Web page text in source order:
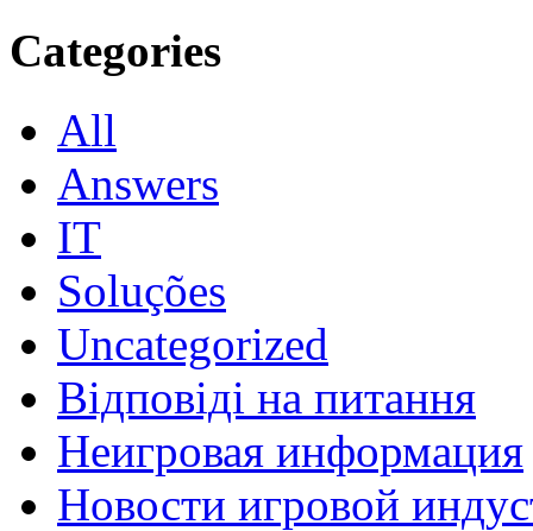
Categories
All
Answers
IT
Soluções
Uncategorized
Відповіді на питання
Неигровая информация
Новости игровой